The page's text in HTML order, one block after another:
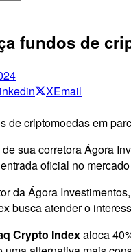
fundos de
XEmail
de criptomoedas em
sua corretora Ágora
oficial no
da Ágora
busca atender o
Crypto Indexaloca